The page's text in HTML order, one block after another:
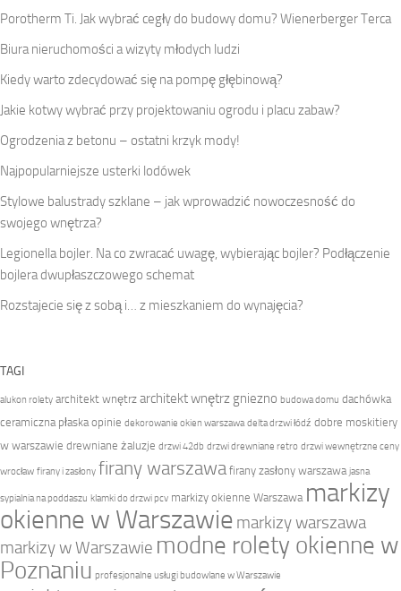
Porotherm Ti. Jak wybrać cegły do budowy domu? Wienerberger Terca
Biura nieruchomości a wizyty młodych ludzi
Kiedy warto zdecydować się na pompę głębinową?
Jakie kotwy wybrać przy projektowaniu ogrodu i placu zabaw?
Ogrodzenia z betonu – ostatni krzyk mody!
Najpopularniejsze usterki lodówek
Stylowe balustrady szklane – jak wprowadzić nowoczesność do
swojego wnętrza?
Legionella bojler. Na co zwracać uwagę, wybierając bojler? Podłączenie
bojlera dwupłaszczowego schemat
Rozstajecie się z sobą i… z mieszkaniem do wynajęcia?
TAGI
alukon rolety architekt wnętrz architekt wnętrz gniezno budowa domu dachówka
ceramiczna płaska opinie dekorowanie okien warszawa delta drzwi łódź dobre moskitiery
w warszawie drewniane żaluzje drzwi 42db drzwi drewniane retro drzwi wewnętrzne ceny
wrocław firany i zasłony firany warszawa firany zasłony warszawa jasna
sypialnia na poddaszu klamki do drzwi pcv markizy okienne Warszawa markizy
okienne w Warszawie markizy warszawa
markizy w Warszawie modne rolety okienne w
Poznaniu profesjonalne usługi budowlane w Warszawie